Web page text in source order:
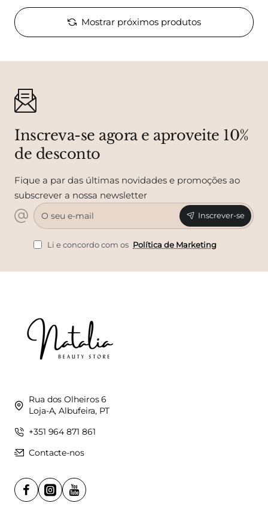
Mostrar próximos produtos
Inscreva-se agora e aproveite 10%
de desconto
Fique a par das últimas novidades e promoções ao
subscrever a nossa newsletter
O
seu
e-
mail
Inscrever-se
Li e concordo com os Política de Marketing
Rua dos Olheiros 6
Loja-A, Albufeira, PT
+351 964 871 861
Contacte-nos